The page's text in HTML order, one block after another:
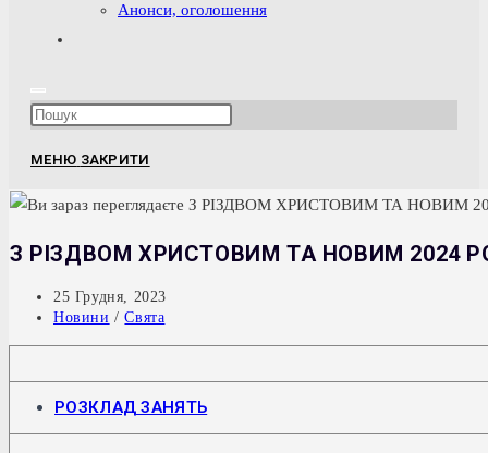
Анонси, оголошення
веб-
сайті
close
search
МЕНЮ ЗАКРИТИ
З РІЗДВОМ ХРИСТОВИМ ТА НОВИМ 2024
Запис
опубліковано:
25 Грудня, 2023
Категорія
Новини / Свята
РОЗКЛАД ЗАНЯТЬВідкриється
новій